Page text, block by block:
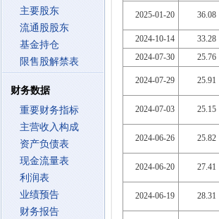
主要股东
流通股股东
基金持仓
限售股解禁表
财务数据
重要财务指标
主营收入构成
资产负债表
现金流量表
利润表
业绩预告
财务报告
2025-01-20 36.08
2024-10-14 33.28
2024-07-30
25.76
2024-07-29 25.91
2024-07-03 25.15
2024-06-26 25.82
2024-06-20 27.41
2024-06-19 28.31